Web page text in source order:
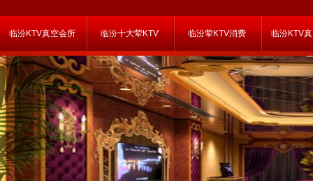
临汾KTV真空会所 临汾十大荤KTV 临汾荤KTV消费 临汾KTV